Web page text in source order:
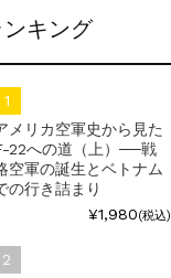
キング
メリカ空軍史から見た
22への道（上）──戦
空軍の誕生とベトナム
の行き詰まり
¥1,980(税込)